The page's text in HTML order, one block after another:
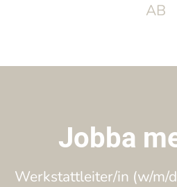
AB
Jobba
Werkstattleiter/in (w/m/